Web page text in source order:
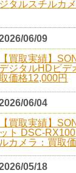
ジタルスチルカ
06/09
【買取実績】
デジタルHDビデ
価格12,000円
06/04
【買取実績】
ット DSC-
ルカメラ：買取
05/18